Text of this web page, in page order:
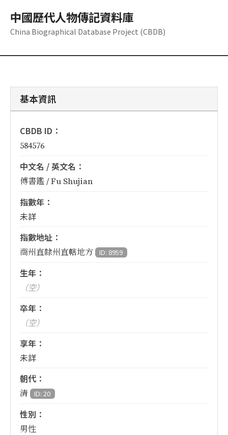
中國歷代人物傳記資料庫
China Biographical Database Project (CBDB)
基本資訊
CBDB ID：
584576
中文名 / 英文名：
傅書鑑 / Fu Shujian
指數年：
未詳
指數地址：
商州直隸州直轄地方 ID: 8959
生年：
（空）
卒年：
（空）
享年：
未詳
朝代：
清 ID: 20
性別：
男性